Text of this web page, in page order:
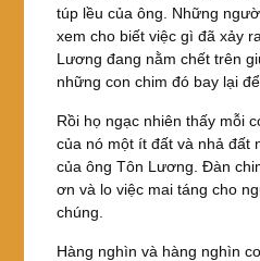
túp lều của ông. Những
xem cho biết việc gì đã xảy
Lương đang nằm chết trên
những con chim đó bay lại
Rồi họ ngạc nhiên thấy mỗi
của nó một ít đất và nhả đất
của ông Tôn Lương. Đàn
ơn và lo việc mai táng cho
chúng.
Hàng nghìn và hàng nghìn